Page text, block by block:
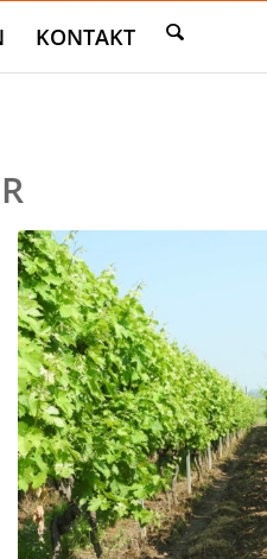
KONTAKT